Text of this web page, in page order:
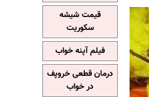
قیمت شیشه
سکوریت
فیلم آپنه خواب
درمان قطعی خروپف
در خواب